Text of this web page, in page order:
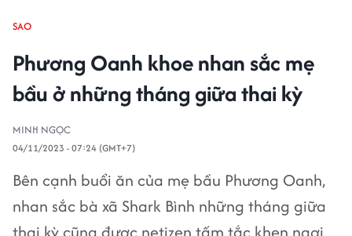
SAO
Phương Oanh khoe nhan sắc mẹ
bầu ở những tháng giữa thai kỳ
MINH NGỌC
04/11/2023 - 07:24 (GMT+7)
Bên cạnh buổi ăn của mẹ bầu Phương Oanh,
nhan sắc bà xã Shark Bình những tháng giữa